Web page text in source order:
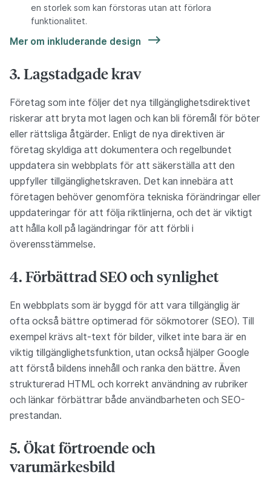
en storlek som kan förstoras utan att förlora
funktionalitet.
Mer om inkluderande design
3. Lagstadgade krav
Företag som inte följer det nya tillgänglighetsdirektivet
riskerar att bryta mot lagen och kan bli föremål för böter
eller rättsliga åtgärder. Enligt de nya direktiven är
företag skyldiga att dokumentera och regelbundet
uppdatera sin webbplats för att säkerställa att den
uppfyller tillgänglighetskraven. Det kan innebära att
företagen behöver genomföra tekniska förändringar eller
uppdateringar för att följa riktlinjerna, och det är viktigt
att hålla koll på lagändringar för att förbli i
överensstämmelse.
4. Förbättrad SEO och synlighet
En webbplats som är byggd för att vara tillgänglig är
ofta också bättre optimerad för sökmotorer (SEO). Till
exempel krävs alt-text för bilder, vilket inte bara är en
viktig tillgänglighetsfunktion, utan också hjälper Google
att förstå bildens innehåll och ranka den bättre. Även
strukturerad HTML och korrekt användning av rubriker
och länkar förbättrar både användbarheten och SEO-
prestandan.
5. Ökat förtroende och
varumärkesbild